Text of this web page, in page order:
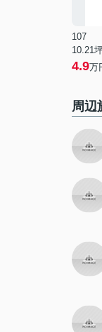
107
10.21
4.9万
周辺